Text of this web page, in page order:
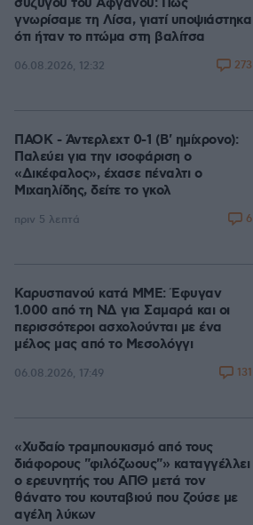
συζύγου του Αφγανού: Πώς
γνωρίσαμε τη Λίσα, γιατί υποψιάστηκα
ότι ήταν το πτώμα στη βαλίτσα
06.08.2026, 12:32 273
ΠΑΟΚ - Άντερλεχτ 0-1 (Β' ημίχρονο):
Παλεύει για την ισοφάριση ο
«Δικέφαλος», έχασε πέναλτι ο
Μιχαηλίδης, δείτε το γκολ
πριν 5 λεπτά 6
Καρυστιανού κατά ΜΜΕ: Έφυγαν
1.000 από τη ΝΔ για Σαμαρά και οι
περισσότεροι ασχολούνται με ένα
μέλος μας από το Μεσολόγγι
06.08.2026, 17:49 131
«Χυδαίο τραμπουκισμό από τους
διάφορους "φιλόζωους"» καταγγέλλει
ο ερευνητής του ΑΠΘ μετά τον
θάνατο του κουταβιού που ζούσε με
αγέλη λύκων